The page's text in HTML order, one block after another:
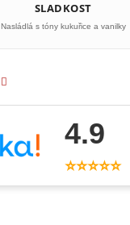
SLADKOST
Nasládlá s tóny kukuřice a vanilky
4.9
⭐⭐⭐⭐⭐